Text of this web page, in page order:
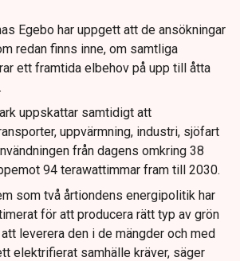
Egebo har uppgett att de ansökningar
redan finns inne, om samtliga
ett framtida elbehov på upp till åtta
uppskattar samtidigt att
uppvärmning, industri, sjöfart
från dagens omkring 38
94 terawattimmar fram till 2030.
som två årtiondens energipolitik har
för att producera rätt typ av grön
leverera den i de mängder och med
elektrifierat samhälle kräver, säger